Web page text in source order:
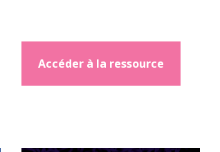
Accéder à la ressource